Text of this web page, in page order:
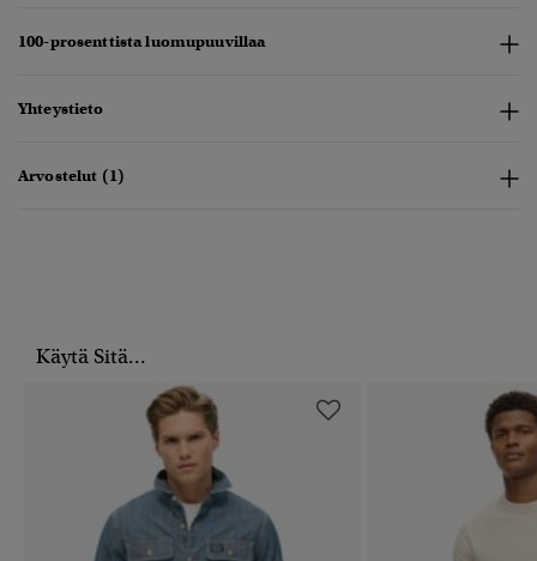
100-prosenttista luomupuuvillaa
Yhteystieto
Arvostelut (1)
Käytä Sitä...